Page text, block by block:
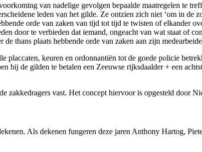
van nadelige gevolgen bepaalde maatregelen te
leden van het gilde. Ze ontzien zich niet ‘om in de
orde van zaken van tijd tot tijd te twisten of elkander
door te verbieden dat iemand, ongeacht van wat staat of
thans plaats hebbende orde van zaken aan zijn
keuren en ordonnantiën tot de goede policie
bij de gilden te betalen een Zeeuwse rijksdaalder + een
zakkedragers vast. Het concept hiervoor is opgesteld door
Als dekenen fungeren deze jaren Anthony Hartog,